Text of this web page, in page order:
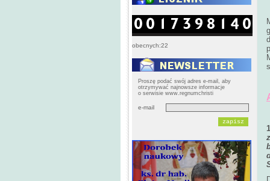
obecnych:22
Proszę podać swój adres e-mail, aby
otrzymywać najnowsze informacje
o serwisie www.regnumchristi
e-mail